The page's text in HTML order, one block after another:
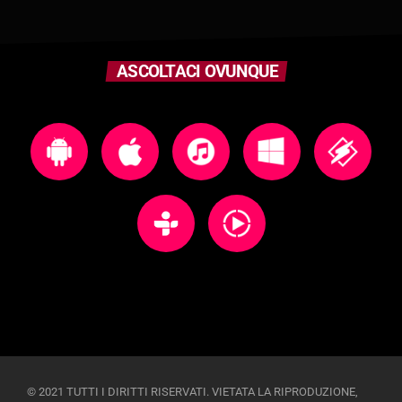
ASCOLTACI OVUNQUE
© 2021 TUTTI I DIRITTI RISERVATI. VIETATA LA RIPRODUZIONE,